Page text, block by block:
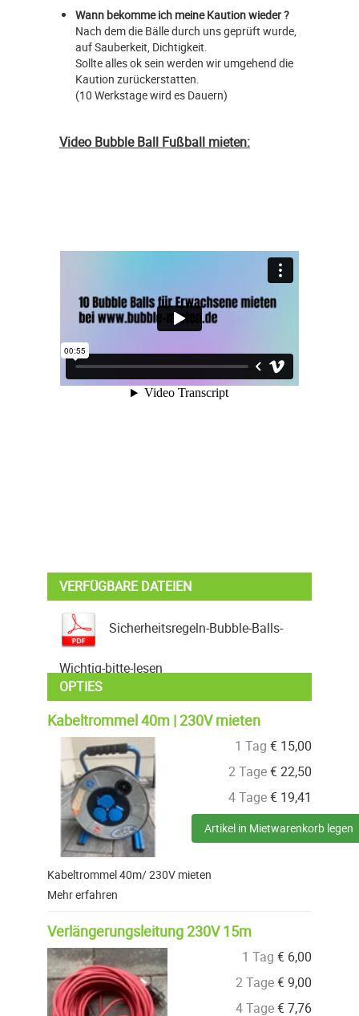
Wann bekomme ich meine Kaution wieder ?
Nach dem die Bälle durch uns geprüft wurde,
auf Sauberkeit, Dichtigkeit.
Sollte alles ok sein werden wir umgehend die
Kaution zurückerstatten.
(10 Werkstage wird es Dauern)
Video Bubble Ball Fußball mieten:
VERFÜGBARE DATEIEN
Sicherheitsregeln-Bubble-Balls-
Wichtig-bitte-lesen
OPTIES
Kabeltrommel 40m | 230V mieten
1 Tag € 15,00
2 Tage€22,50
4 Tage€ 19,41
Artikel in Mietwarenkorb legen
Kabeltrommel 40m/ 230V mieten
Mehr erfahren
Verlängerungsleitung 230V 15m
1 Tag € 6,00
2 Tage€9,00
4 Tage€7,76